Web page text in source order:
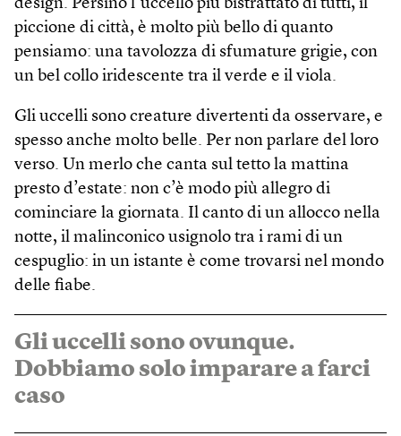
design. Persino l’uccello più bistrattato di tutti, il
piccione di città, è molto più bello di quanto
pensiamo: una tavolozza di sfumature grigie, con
un bel collo iridescente tra il verde e il viola.
Gli uccelli sono creature divertenti da osservare, e
spesso anche molto belle. Per non parlare del loro
verso. Un merlo che canta sul tetto la mattina
presto d’estate: non c’è modo più allegro di
cominciare la giornata. Il canto di un allocco nella
notte, il malinconico usignolo tra i rami di un
cespuglio: in un istante è come trovarsi nel mondo
delle fiabe.
Gli uccelli sono ovunque.
Dobbiamo solo imparare a farci
caso